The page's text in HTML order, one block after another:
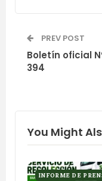
PREV POST
Boletín oficial
394
You Might
INFORME DE